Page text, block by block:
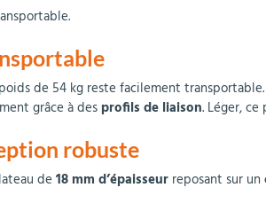
de 54 kg reste facilement
grâce à des profils de liaison. Léger, ce
robuste
de 18 mm d’épaisseur reposant sur un